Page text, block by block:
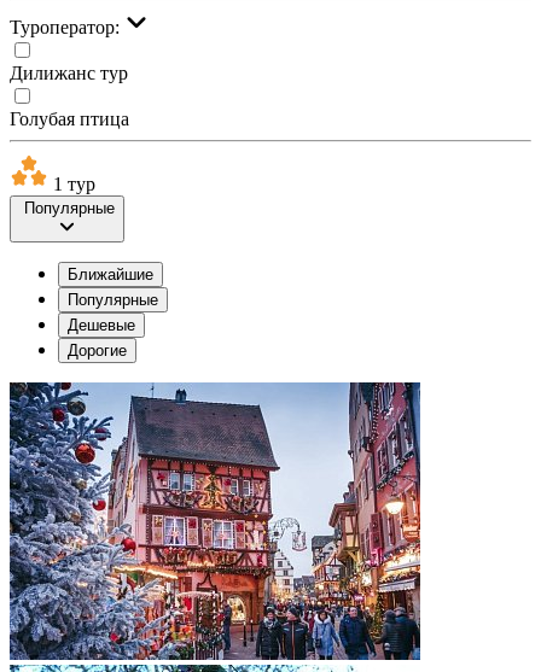
Туроператор:
Дилижанс тур
Голубая птица
1 тур
Популярные
Ближайшие
Популярные
Дешевые
Дорогие